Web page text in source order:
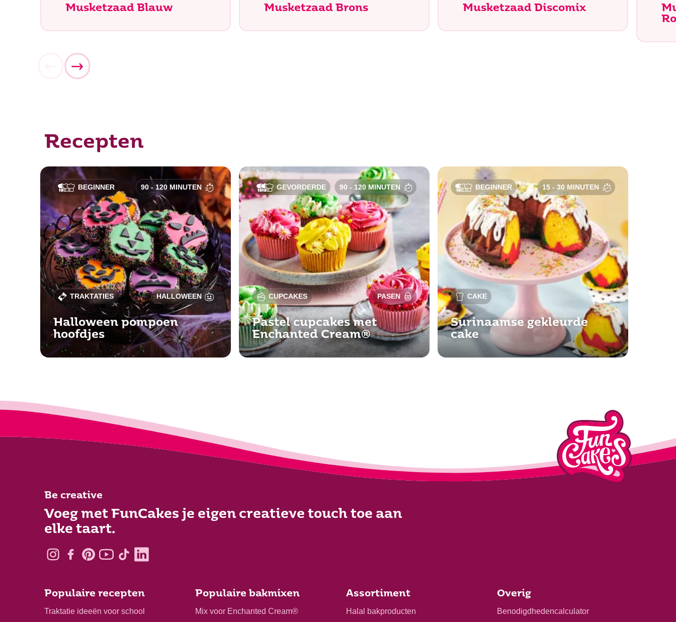
Musketzaad Blauw Musketzaad Brons Musketzaad Discomix
Recepten
BEGINNER
TRAKTATIES
90 - 120 MINUTEN
HALLOWEEN
Halloween pompoen
hoofdjes
GEVORDERDE
CUPCAKES
90 - 120 MINUTEN
PASEN
Pastel cupcakes met
Enchanted Cream®
BEGINNER
CAKE
15 - 30 MINUTEN
Surinaamse gekleurde
cake
Be creative
Voeg met FunCakes je eigen creatieve touch toe aan
elke taart.
Populaire recepten
Traktatie ideeën voor school
Populaire bakmixen
Mix voor Enchanted Cream®
Assortiment
Halal bakproducten
Overig
Benodigdhedencalculator